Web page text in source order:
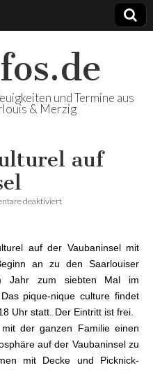
und Termine aus
& Merzig
auf
deaktiviert
auf der Vaubaninsel mit
an zu den Saarlouiser
Jahr zum siebten Mal im
pique-nique culture findet
Uhr statt. Der Eintritt ist frei.
der ganzen Familie einen
auf der Vaubaninsel zu
mit Decke und Picknick-